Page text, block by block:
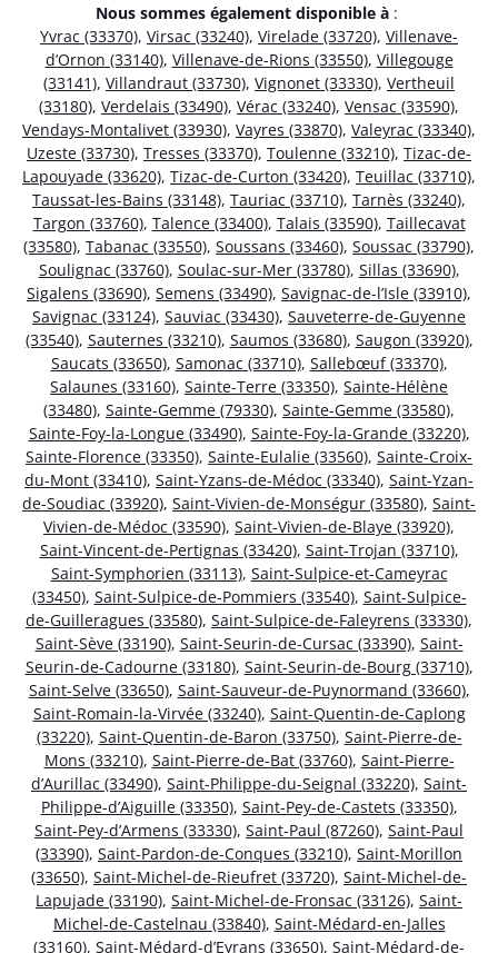
Nous sommes également disponible à :
Yvrac (33370), Virsac (33240), Virelade (33720), Villenave-
d’Ornon (33140), Villenave-de-Rions (33550), Villegouge
(33141), Villandraut (33730), Vignonet (33330), Vertheuil
(33180), Verdelais (33490), Vérac (33240), Vensac (33590),
Vendays-Montalivet (33930), Vayres (33870), Valeyrac (33340),
Uzeste (33730), Tresses (33370), Toulenne (33210), Tizac-de-
Lapouyade (33620), Tizac-de-Curton (33420), Teuillac (33710),
Taussat-les-Bains (33148), Tauriac (33710), Tarnès (33240),
Targon (33760), Talence (33400), Talais (33590), Taillecavat
(33580), Tabanac (33550), Soussans (33460), Soussac (33790),
Soulignac (33760), Soulac-sur-Mer (33780), Sillas (33690),
Sigalens (33690), Semens (33490), Savignac-de-l’Isle (33910),
Savignac (33124), Sauviac (33430), Sauveterre-de-Guyenne
(33540), Sauternes (33210), Saumos (33680), Saugon (33920),
Saucats (33650), Samonac (33710), Sallebœuf (33370),
Salaunes (33160), Sainte-Terre (33350), Sainte-Hélène
(33480), Sainte-Gemme (79330), Sainte-Gemme (33580),
Sainte-Foy-la-Longue (33490), Sainte-Foy-la-Grande (33220),
Sainte-Florence (33350), Sainte-Eulalie (33560), Sainte-Croix-
du-Mont (33410), Saint-Yzans-de-Médoc (33340), Saint-Yzan-
de-Soudiac (33920), Saint-Vivien-de-Monségur (33580), Saint-
Vivien-de-Médoc (33590), Saint-Vivien-de-Blaye (33920),
Saint-Vincent-de-Pertignas (33420), Saint-Trojan (33710),
Saint-Symphorien (33113), Saint-Sulpice-et-Cameyrac
(33450), Saint-Sulpice-de-Pommiers (33540), Saint-Sulpice-
de-Guilleragues (33580), Saint-Sulpice-de-Faleyrens (33330),
Saint-Sève (33190), Saint-Seurin-de-Cursac (33390), Saint-
Seurin-de-Cadourne (33180), Saint-Seurin-de-Bourg (33710),
Saint-Selve (33650), Saint-Sauveur-de-Puynormand (33660),
Saint-Romain-la-Virvée (33240), Saint-Quentin-de-Caplong
(33220), Saint-Quentin-de-Baron (33750), Saint-Pierre-de-
Mons (33210), Saint-Pierre-de-Bat (33760), Saint-Pierre-
d’Aurillac (33490), Saint-Philippe-du-Seignal (33220), Saint-
Philippe-d’Aiguille (33350), Saint-Pey-de-Castets (33350),
Saint-Pey-d’Armens (33330), Saint-Paul (87260), Saint-Paul
(33390), Saint-Pardon-de-Conques (33210), Saint-Morillon
(33650), Saint-Michel-de-Rieufret (33720), Saint-Michel-de-
Lapujade (33190), Saint-Michel-de-Fronsac (33126), Saint-
Michel-de-Castelnau (33840), Saint-Médard-en-Jalles
(33160), Saint-Médard-d’Eyrans (33650), Saint-Médard-de-